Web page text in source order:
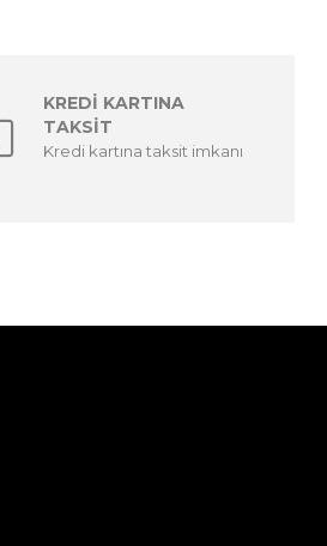
KREDİ KARTINA
TAKSİT
Kredi kartına taksit imkanı